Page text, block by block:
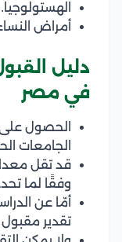
الهستولوجيا.
أمراض
دليل
في مصر
الجامعات
قد تقل
وفقًا لما
أمّا عن
تقدير مقبول